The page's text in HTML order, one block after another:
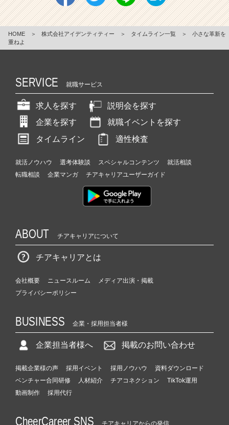
HOME ＞ 株式会社アイデンティティー ＞ タイムライン一覧 ＞
小さな革新を
重ねよ
SERVICE 就職サービス
求人を探す
説明会を探す
企業を探す
就職イベントを探す
タイムライン
適性検査
就活ノウハウ 選考体験談 スペシャルコンテンツ
就活相談
転職相談
企業マンガ チアキャリアユーザーガイド
ABOUT チアキャリアについて
チアキャリアとは
会社概要 ニュースルーム
メディア出演・掲載
プライバシーポリシー
BUSINESS 企業・採用担当者様
企業担当者様へ 掲載のお問い合わせ
掲載企業様の声 採用イベント 採用ノウハウ
資料ダウンロード
ベンチャー合同研修
人材紹介 チアコネクション
TikTok運用
動画制作
採用代行
CheerCareer SNS チアキャリアからの発信